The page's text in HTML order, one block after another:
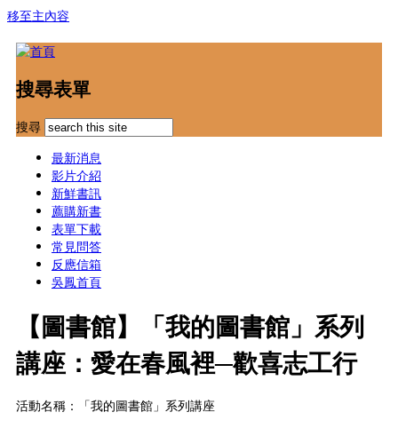
移至主內容
搜尋表單
搜尋
最新消息
影片介紹
新鮮書訊
薦購新書
表單下載
常見問答
反應信箱
吳鳳首頁
【圖書館】「我的圖書館」系列
講座：愛在春風裡─歡喜志工行
活動名稱：「我的圖書館」系列講座